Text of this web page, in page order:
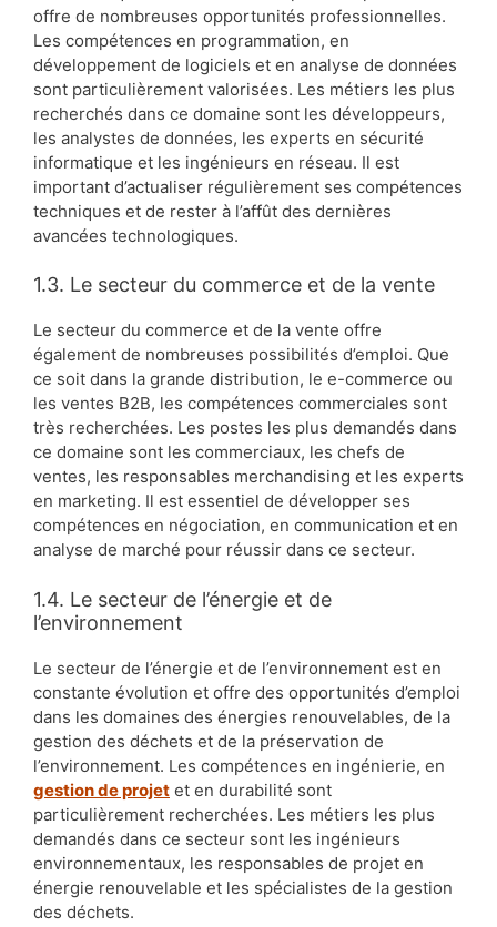
offre de nombreuses opportunités professionnelles.
Les compétences en programmation, en
développement de logiciels et en analyse de données
sont particulièrement valorisées. Les métiers les plus
recherchés dans ce domaine sont les développeurs,
les analystes de données, les experts en sécurité
informatique et les ingénieurs en réseau. Il est
important d’actualiser régulièrement ses compétences
techniques et de rester à l’affût des dernières
avancées technologiques.
1.3. Le secteur du commerce et de la vente
Le secteur du commerce et de la vente offre
également de nombreuses possibilités d’emploi. Que
ce soit dans la grande distribution, le e-commerce ou
les ventes B2B, les compétences commerciales sont
très recherchées. Les postes les plus demandés dans
ce domaine sont les commerciaux, les chefs de
ventes, les responsables merchandising et les experts
en marketing. Il est essentiel de développer ses
compétences en négociation, en communication et en
analyse de marché pour réussir dans ce secteur.
1.4. Le secteur de l’énergie et de
l’environnement
Le secteur de l’énergie et de l’environnement est en
constante évolution et offre des opportunités d’emploi
dans les domaines des énergies renouvelables, de la
gestion des déchets et de la préservation de
l’environnement. Les compétences en ingénierie, en
gestion de projet et en durabilité sont
particulièrement recherchées. Les métiers les plus
demandés dans ce secteur sont les ingénieurs
environnementaux, les responsables de projet en
énergie renouvelable et les spécialistes de la gestion
des déchets.